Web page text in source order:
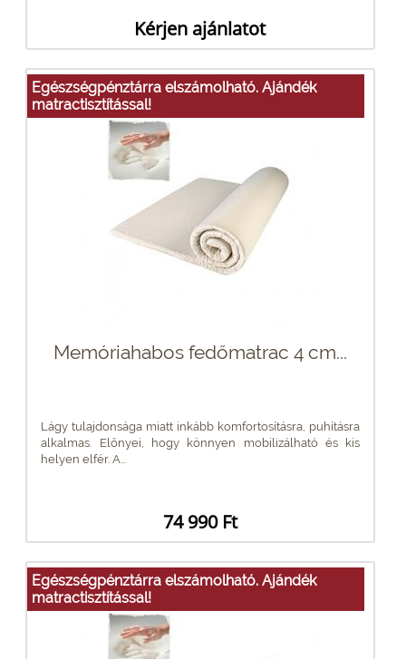
Kérjen ajánlatot
Egészségpénztárra elszámolható. Ajándék
matractisztítással!
Memóriahabos fedőmatrac 4 cm...
Lágy tulajdonsága miatt inkább komfortosításra, puhításra
alkalmas. Előnyei, hogy könnyen mobilizálható és kis
helyen elfér. A...
74 990 Ft
Egészségpénztárra elszámolható. Ajándék
matractisztítással!